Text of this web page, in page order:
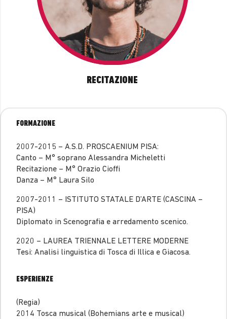
RECITAZIONE
FORMAZIONE
2007-2015 – A.S.D. PROSCAENIUM PISA:
Canto – M° soprano Alessandra Micheletti
Recitazione – M° Orazio Cioffi
Danza – M° Laura Silo
2007-2011 – ISTITUTO STATALE D’ARTE (CASCINA –
PISA)
Diplomato in Scenografia e arredamento scenico.
2020 – LAUREA TRIENNALE LETTERE MODERNE
Tesi: Analisi linguistica di Tosca di Illica e Giacosa.
ESPERIENZE
(Regia)
2014 Tosca musical (Bohemians arte e musical)